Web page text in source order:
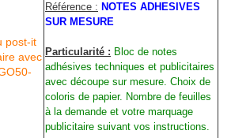
Référence : NOTES ADHESIVES
SUR MESURE
Particularité : Bloc de notes
adhésives techniques et publicitaires
avec découpe sur mesure. Choix de
coloris de papier. Nombre de feuilles
à la demande et votre marquage
publicitaire suivant vos instructions.